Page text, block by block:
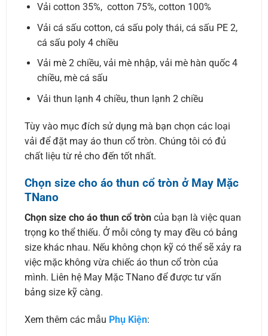
Vải cotton 35%, cotton 75%, cotton 100%
Vải cá sấu cotton, cá sấu poly thái, cá sấu PE 2,
cá sấu poly 4 chiều
Vải mè 2 chiều, vải mè nhập, vải mè hàn quốc 4
chiều, mè cá sấu
Vải thun lạnh 4 chiều, thun lạnh 2 chiều
Tùy vào mục đích sử dụng mà bạn chọn các loại
vải để đặt may áo thun cổ tròn. Chúng tôi có đủ
chất liệu từ rẻ cho đến tốt nhất.
Chọn size cho áo thun cổ tròn ở May Mặc
TNano
Chọn size cho áo thun cổ tròn của bạn là việc quan
trọng ko thể thiếu. Ở mỗi công ty may đều có bảng
size khác nhau. Nếu không chọn kỹ có thể sẽ xảy ra
việc mặc không vừa chiếc áo thun cổ tròn của
mình. Liên hệ May Mặc TNano để được tư vấn
bảng size kỹ càng.
Xem thêm các mẫu Phụ Kiện: